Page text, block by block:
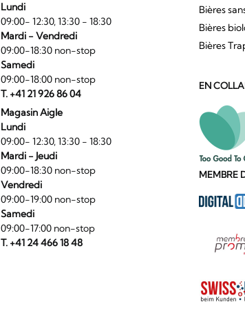
Lundi
09:00- 12:30, 13:30 - 18:30
Mardi - Vendredi
09:00-18:30 non-stop
Samedi
09:00-18:00 non-stop
T. +41 21 926 86 04
Magasin Aigle
Lundi
09:00- 12:30, 13:30 - 18:30
Mardi - Jeudi
09:00-18:30 non-stop
Vendredi
09:00-19:00 non-stop
Samedi
09:00-17:00 non-stop
T. +41 24 466 18 48
Bières
Bières
Bières
EN
MEMBRE